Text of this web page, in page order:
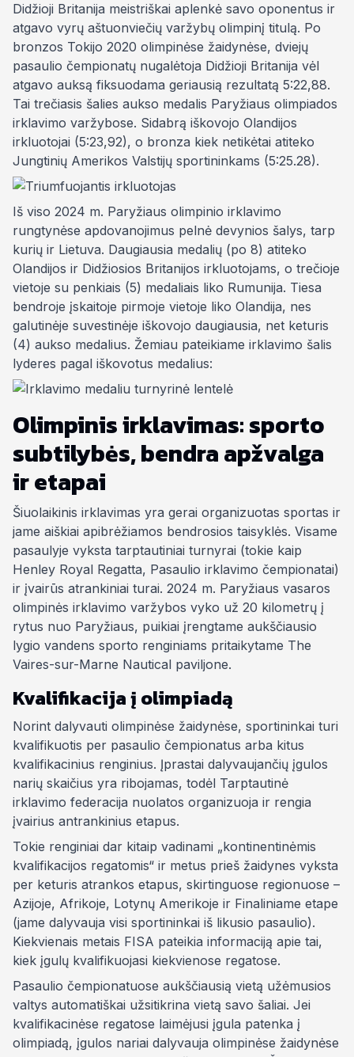
Didžioji Britanija meistriškai aplenkė savo oponentus ir
atgavo vyrų aštuonviečių varžybų olimpinį titulą. Po
bronzos Tokijo 2020 olimpinėse žaidynėse, dviejų
pasaulio čempionatų nugalėtoja Didžioji Britanija vėl
atgavo auksą fiksuodama geriausią rezultatą 5:22,88.
Tai trečiasis šalies aukso medalis Paryžiaus olimpiados
irklavimo varžybose. Sidabrą iškovojo Olandijos
irkluotojai (5:23,92), o bronza kiek netikėtai atiteko
Jungtinių Amerikos Valstijų sportininkams (5:25.28).
Iš viso 2024 m. Paryžiaus olimpinio irklavimo
rungtynėse apdovanojimus pelnė devynios šalys, tarp
kurių ir Lietuva. Daugiausia medalių (po 8) atiteko
Olandijos ir Didžiosios Britanijos irkluotojams, o trečioje
vietoje su penkiais (5) medaliais liko Rumunija. Tiesa
bendroje įskaitoje pirmoje vietoje liko Olandija, nes
galutinėje suvestinėje iškovojo daugiausia, net keturis
(4) aukso medalius. Žemiau pateikiame irklavimo šalis
lyderes pagal iškovotus medalius:
Olimpinis irklavimas: sporto
subtilybės, bendra apžvalga
ir etapai
Šiuolaikinis irklavimas yra gerai organizuotas sportas ir
jame aiškiai apibrėžiamos bendrosios taisyklės. Visame
pasaulyje vyksta tarptautiniai turnyrai (tokie kaip
Henley Royal Regatta, Pasaulio irklavimo čempionatai)
ir įvairūs atrankiniai turai. 2024 m. Paryžiaus vasaros
olimpinės irklavimo varžybos vyko už 20 kilometrų į
rytus nuo Paryžiaus, puikiai įrengtame aukščiausio
lygio vandens sporto renginiams pritaikytame The
Vaires-sur-Marne Nautical paviljone.
Kvalifikacija į olimpiadą
Norint dalyvauti olimpinėse žaidynėse, sportininkai turi
kvalifikuotis per pasaulio čempionatus arba kitus
kvalifikacinius renginius. Įprastai dalyvaujančių įgulos
narių skaičius yra ribojamas, todėl Tarptautinė
irklavimo federacija nuolatos organizuoja ir rengia
įvairius antrankinius etapus.
Tokie renginiai dar kitaip vadinami „kontinentinėmis
kvalifikacijos regatomis“ ir metus prieš žaidynes vyksta
per keturis atrankos etapus, skirtinguose regionuose –
Azijoje, Afrikoje, Lotynų Amerikoje ir Finaliniame etape
(jame dalyvauja visi sportininkai iš likusio pasaulio).
Kiekvienais metais FISA pateikia informaciją apie tai,
kiek įgulų kvalifikuojasi kiekvienose regatose.
Pasaulio čempionatuose aukščiausią vietą užėmusios
valtys automatiškai užsitikrina vietą savo šaliai. Jei
kvalifikacinėse regatose laimėjusi įgula patenka į
olimpiadą, įgulos nariai dalyvauja olimpinėse žaidynėse